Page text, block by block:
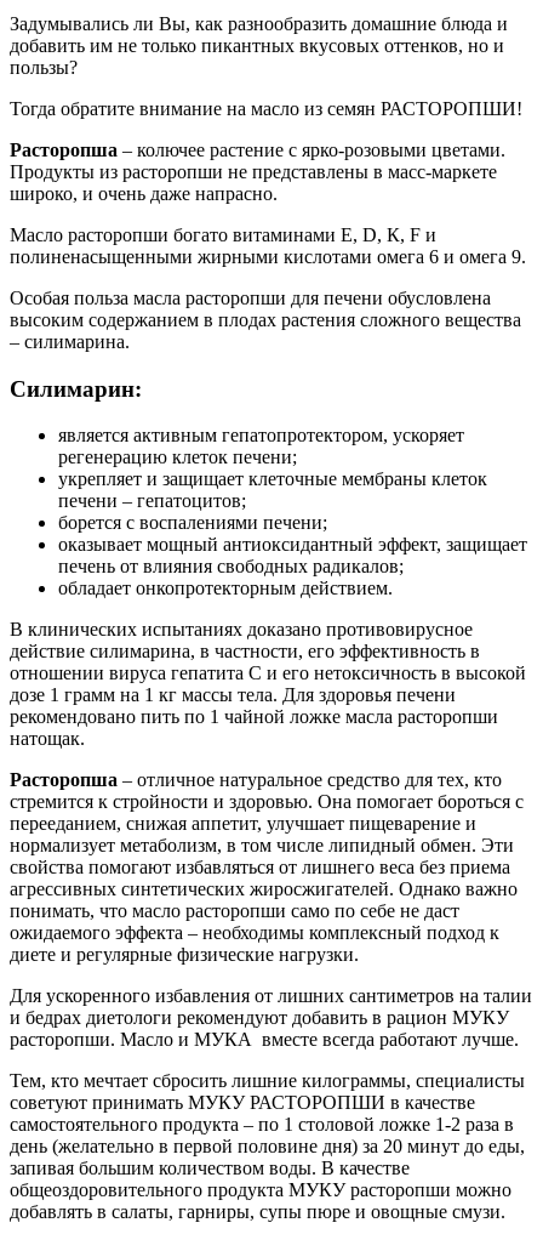
Задумывались ли Вы, как разнообразить домашние блюда и
добавить им не только пикантных вкусовых оттенков, но и
пользы?
Тогда обратите внимание на масло из семян РАСТОРОПШИ!
Расторопша – колючее растение с ярко-розовыми цветами.
Продукты из расторопши не представлены в масс-маркете
широко, и очень даже напрасно.
Масло расторопши богато витаминами Е, D, К, F и
полиненасыщенными жирными кислотами омега 6 и омега 9.
Особая польза масла расторопши для печени обусловлена
высоким содержанием в плодах растения сложного вещества
– силимарина.
Силимарин:
является активным гепатопротектором, ускоряет
регенерацию клеток печени;
укрепляет и защищает клеточные мембраны клеток
печени – гепатоцитов;
борется с воспалениями печени;
оказывает мощный антиоксидантный эффект, защищает
печень от влияния свободных радикалов;
обладает онкопротекторным действием.
В клинических испытаниях доказано противовирусное
действие силимарина, в частности, его эффективность в
отношении вируса гепатита С и его нетоксичность в высокой
дозе 1 грамм на 1 кг массы тела. Для здоровья печени
рекомендовано пить по 1 чайной ложке масла расторопши
натощак.
Расторопша – отличное натуральное средство для тех, кто
стремится к стройности и здоровью. Она помогает бороться с
перееданием, снижая аппетит, улучшает пищеварение и
нормализует метаболизм, в том числе липидный обмен. Эти
свойства помогают избавляться от лишнего веса без приема
агрессивных синтетических жиросжигателей. Однако важно
понимать, что масло расторопши само по себе не даст
ожидаемого эффекта – необходимы комплексный подход к
диете и регулярные физические нагрузки.
Для ускоренного избавления от лишних сантиметров на талии
и бедрах диетологи рекомендуют добавить в рацион МУКУ
расторопши. Масло и МУКА вместе всегда работают лучше.
Тем, кто мечтает сбросить лишние килограммы, специалисты
советуют принимать МУКУ РАСТОРОПШИ в качестве
самостоятельного продукта – по 1 столовой ложке 1-2 раза в
день (желательно в первой половине дня) за 20 минут до еды,
запивая большим количеством воды. В качестве
общеоздоровительного продукта МУКУ расторопши можно
добавлять в салаты, гарниры, супы пюре и овощные смузи.